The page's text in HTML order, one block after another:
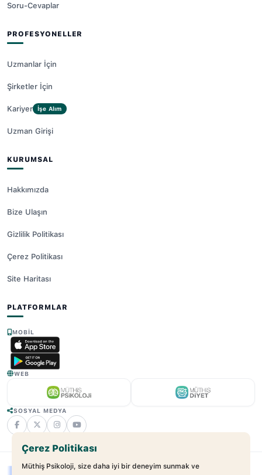
Soru-Cevaplar
PROFESYONELLER
Uzmanlar İçin
Şirketler İçin
Kariyer İşe Alım
Uzman Girişi
KURUMSAL
Hakkımızda
Bize Ulaşın
Gizlilik Politikası
Çerez Politikası
Site Haritası
PLATFORMLAR
MOBIL
WEB
SOSYAL MEDYA
Çerez Politikası
Müthiş Psikoloji, size daha iyi bir deneyim sunmak ve